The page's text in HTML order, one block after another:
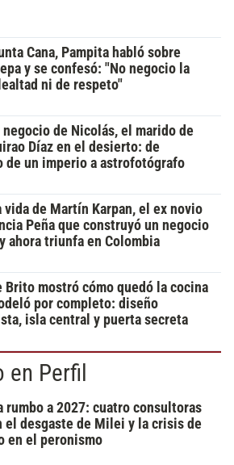
Cana, Pampita habló sobre
y se confesó: "No negocio la
ni de respeto"
negocio de Nicolás, el marido de
Díaz en el desierto: de
de un imperio a astrofotógrafo
vida de Martín Karpan, el ex novio
Peña que construyó un negocio
ahora triunfa en Colombia
Brito mostró cómo quedó la cocina
por completo: diseño
isla central y puerta secreta
Perfil
rumbo a 2027: cuatro consultoras
el desgaste de Milei y la crisis de
en el peronismo